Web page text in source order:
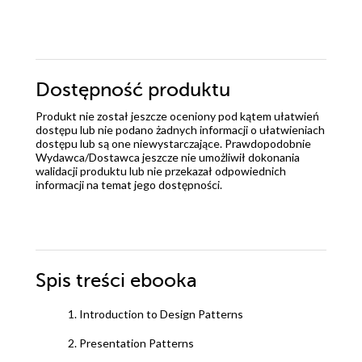
Dostępność produktu
Produkt nie został jeszcze oceniony pod kątem ułatwień
dostępu lub nie podano żadnych informacji o ułatwieniach
dostępu lub są one niewystarczające. Prawdopodobnie
Wydawca/Dostawca jeszcze nie umożliwił dokonania
walidacji produktu lub nie przekazał odpowiednich
informacji na temat jego dostępności.
Spis treści ebooka
1. Introduction to Design Patterns
2. Presentation Patterns